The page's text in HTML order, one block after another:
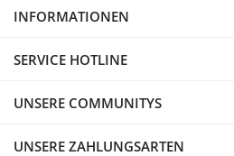
INFORMATIONEN
SERVICE HOTLINE
UNSERE COMMUNITYS
UNSERE ZAHLUNGSARTEN